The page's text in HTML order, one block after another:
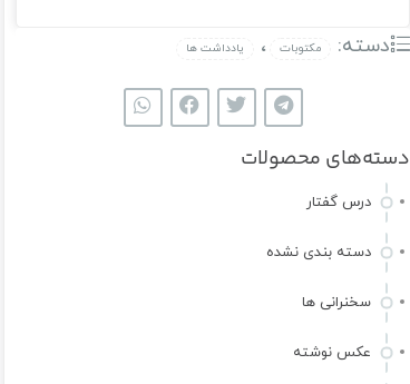
دسته: مکتوبات ، یادداشت ها
دسته‌های محصولات
درس گفتار
دسته بندی نشده
سخنرانی ها
عکس نوشته